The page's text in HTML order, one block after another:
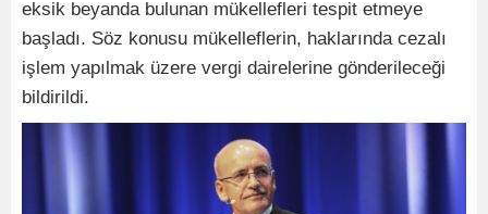
eksik beyanda bulunan mükellefleri tespit etmeye
başladı. Söz konusu mükelleflerin, haklarında cezalı
işlem yapılmak üzere vergi dairelerine gönderileceği
bildirildi.